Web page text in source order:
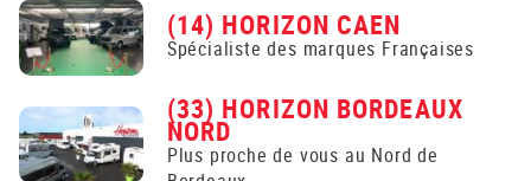
(14) HORIZON CAEN
Spécialiste des marques Françaises
(33) HORIZON BORDEAUX
NORD
Plus proche de vous au Nord de